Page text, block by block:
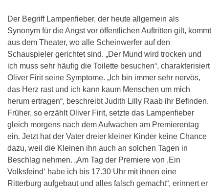
Der Begriff Lampenfieber, der heute allgemein als
Synonym für die Angst vor öffentlichen Auftritten gilt, kommt
aus dem Theater, wo alle Scheinwerfer auf den
Schauspieler gerichtet sind. „Der Mund wird trocken und
ich muss sehr häufig die Toilette besuchen“, charakterisiert
Oliver Firit seine Symptome. „Ich bin immer sehr nervös,
das Herz rast und ich kann kaum Menschen um mich
herum ertragen“, beschreibt Judith Lilly Raab ihr Befinden.
Früher, so erzählt Oliver Firit, setzte das Lampenfieber
gleich morgens nach dem Aufwachen am Premierentag
ein. Jetzt hat der Vater dreier kleiner Kinder keine Chance
dazu, weil die Kleinen ihn auch an solchen Tagen in
Beschlag nehmen. „Am Tag der Premiere von ,Ein
Volksfeind‘ habe ich bis 17.30 Uhr mit ihnen eine
Ritterburg aufgebaut und alles falsch gemacht“, erinnert er